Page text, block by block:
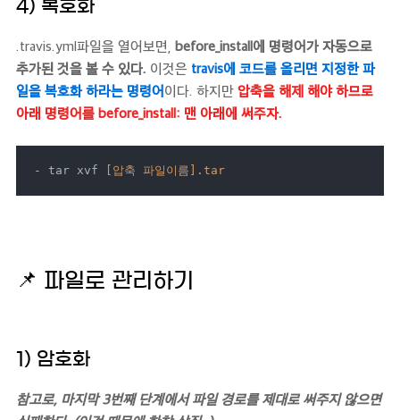
4) 복호화
.travis.yml파일을 열어보면, before_install에 명령어가 자동으로
추가된 것을 볼 수 있다. 이것은 travis에 코드를 올리면 지정한 파
일을 복호화 하라는 명령어이다. 하지만 압축을 해제 해야 하므로
아래 명령어를 before_install: 맨 아래에 써주자.
- tar xvf [압축 파일이름] .tar
📌 파일로 관리하기
1) 암호화
참고로, 마지막 3번째 단계에서 파일 경로를 제대로 써주지 않으면